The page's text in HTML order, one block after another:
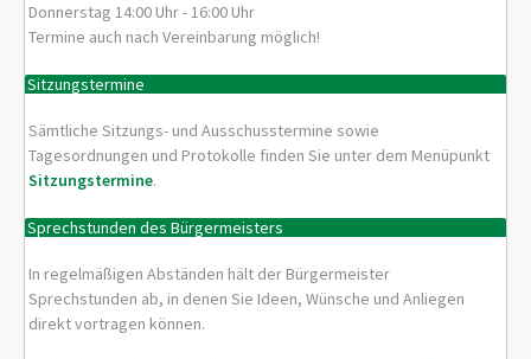
Donnerstag 14:00 Uhr - 16:00 Uhr
Termine auch nach Vereinbarung möglich!
Sitzungstermine
Sämtliche Sitzungs- und Ausschusstermine sowie
Tagesordnungen und Protokolle finden Sie unter dem Menüpunkt
Sitzungstermine.
Sprechstunden des Bürgermeisters
In regelmäßigen Abständen hält der Bürgermeister
Sprechstunden ab, in denen Sie Ideen, Wünsche und Anliegen
direkt vortragen können.